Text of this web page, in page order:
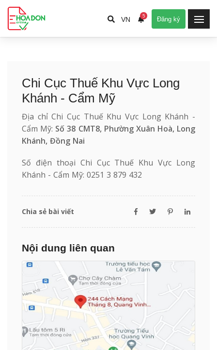
VN 5 Đăng ký
Chi Cục Thuế Khu Vực Long
Khánh - Cẩm Mỹ
Địa chỉ Chi Cục Thuế Khu Vực Long Khánh -
Cẩm Mỹ: Số 38 CMT8, Phường Xuân Hoà, Long
Khánh, Đồng Nai
Số điện thoại Chi Cục Thuế Khu Vực Long
Khánh - Cẩm Mỹ: 0251 3 879 432
Chia sẻ bài viết
Nội dung liên quan